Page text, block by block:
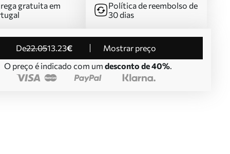
gratuita em
Política de reembolso de
30 dias
de22.0513.23€
Mostrar preço
O preço é indicado com um desconto de 40%.